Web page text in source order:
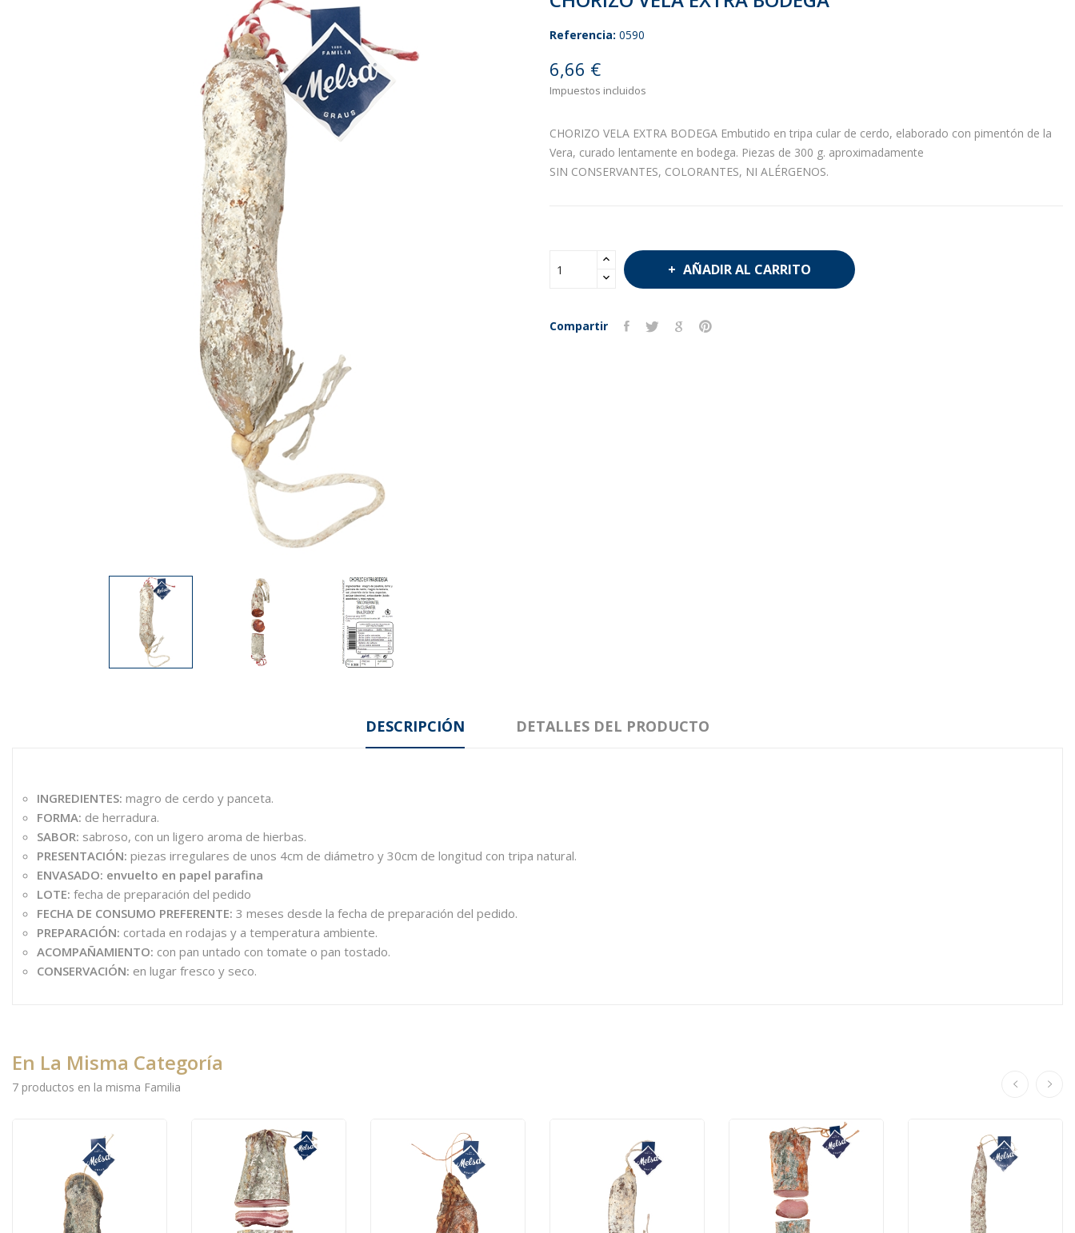
Referencia: 0590
6,66 €
Impuestos incluidos
CHORIZO VELA EXTRA BODEGA Embutido en tripa cular de cerdo, elaborado con pimentón de la
Vera, curado lentamente en bodega. Piezas de 300 g. aproximadamente
SIN CONSERVANTES, COLORANTES, NI ALÉRGENOS.
AÑADIR AL CARRITO
Compartir
DESCRIPCIÓN DETALLES DEL PRODUCTO
INGREDIENTES: magro de cerdo y panceta.
FORMA: de herradura.
SABOR: sabroso, con un ligero aroma de hierbas.
PRESENTACIÓN: piezas irregulares de unos 4cm de diámetro y 30cm de longitud con tripa natural.
ENVASADO: envuelto en papel parafina
LOTE: fecha de preparación del pedido
FECHA DE CONSUMO PREFERENTE: 3 meses desde la fecha de preparación del pedido.
PREPARACIÓN: cortada en rodajas y a temperatura ambiente.
ACOMPAÑAMIENTO: con pan untado con tomate o pan tostado.
CONSERVACIÓN: en lugar fresco y seco.
En La Misma Categoría
7 productos en la misma Familia